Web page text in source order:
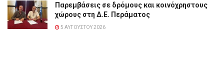
Παρεμβάσεις σε δρόμους και κοινόχρηστους
χώρους στη Δ.Ε. Περάματος
5 ΑΥΓΟΎΣΤΟΥ 2026